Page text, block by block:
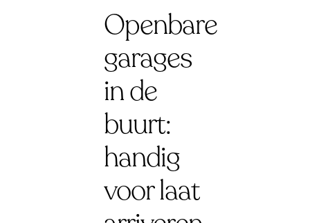
Openbare
garages
in de
buurt:
handig
voor laat